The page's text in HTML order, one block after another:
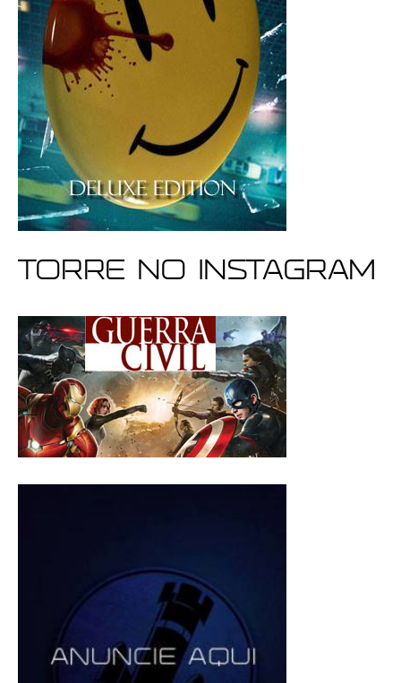
Torre no Instagram